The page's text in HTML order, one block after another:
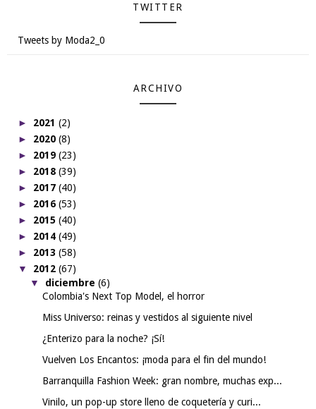
TWITTER
Tweets by Moda2_0
ARCHIVO
► 2021 (2)
► 2020 (8)
► 2019 (23)
► 2018 (39)
► 2017 (40)
► 2016 (53)
► 2015 (40)
► 2014 (49)
► 2013 (58)
▼ 2012 (67)
▼ diciembre (6)
Colombia's Next Top Model, el horror
Miss Universo: reinas y vestidos al siguiente nivel
¿Enterizo para la noche? ¡Sí!
Vuelven Los Encantos: ¡moda para el fin del mundo!
Barranquilla Fashion Week: gran nombre, muchas exp...
Vinilo, un pop-up store lleno de coquetería y curi...